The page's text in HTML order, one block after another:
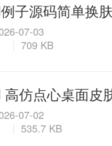
子源码简单换
07-03
709 KB
仿点心桌面皮
07-02
535.7 KB